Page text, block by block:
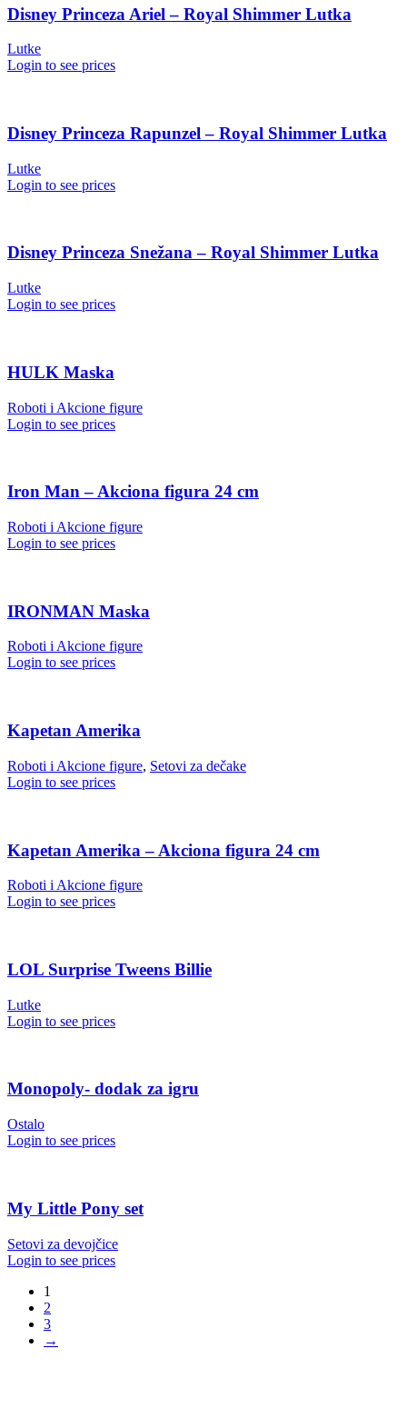
Disney Princeza Ariel – Royal Shimmer Lutka
Lutke
Login to see prices
Disney Princeza Rapunzel – Royal Shimmer Lutka
Lutke
Login to see prices
Disney Princeza Snežana – Royal Shimmer Lutka
Lutke
Login to see prices
HULK Maska
Roboti i Akcione figure
Login to see prices
Iron Man – Akciona figura 24 cm
Roboti i Akcione figure
Login to see prices
IRONMAN Maska
Roboti i Akcione figure
Login to see prices
Kapetan Amerika
Roboti i Akcione figure, Setovi za dečake
Login to see prices
Kapetan Amerika – Akciona figura 24 cm
Roboti i Akcione figure
Login to see prices
LOL Surprise Tweens Billie
Lutke
Login to see prices
Monopoly- dodak za igru
Ostalo
Login to see prices
My Little Pony set
Setovi za devojčice
Login to see prices
1
2
3
→